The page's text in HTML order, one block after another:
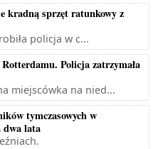
kradną sprzęt ratunkowy z
policja w c...
Policja zatrzymała
miejscówka na nied...
tymczasowych w
dwa lata